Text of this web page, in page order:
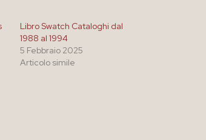
Libro Swatch Cataloghi dal
1988 al 1994
5 Febbraio 2025
Articolo simile